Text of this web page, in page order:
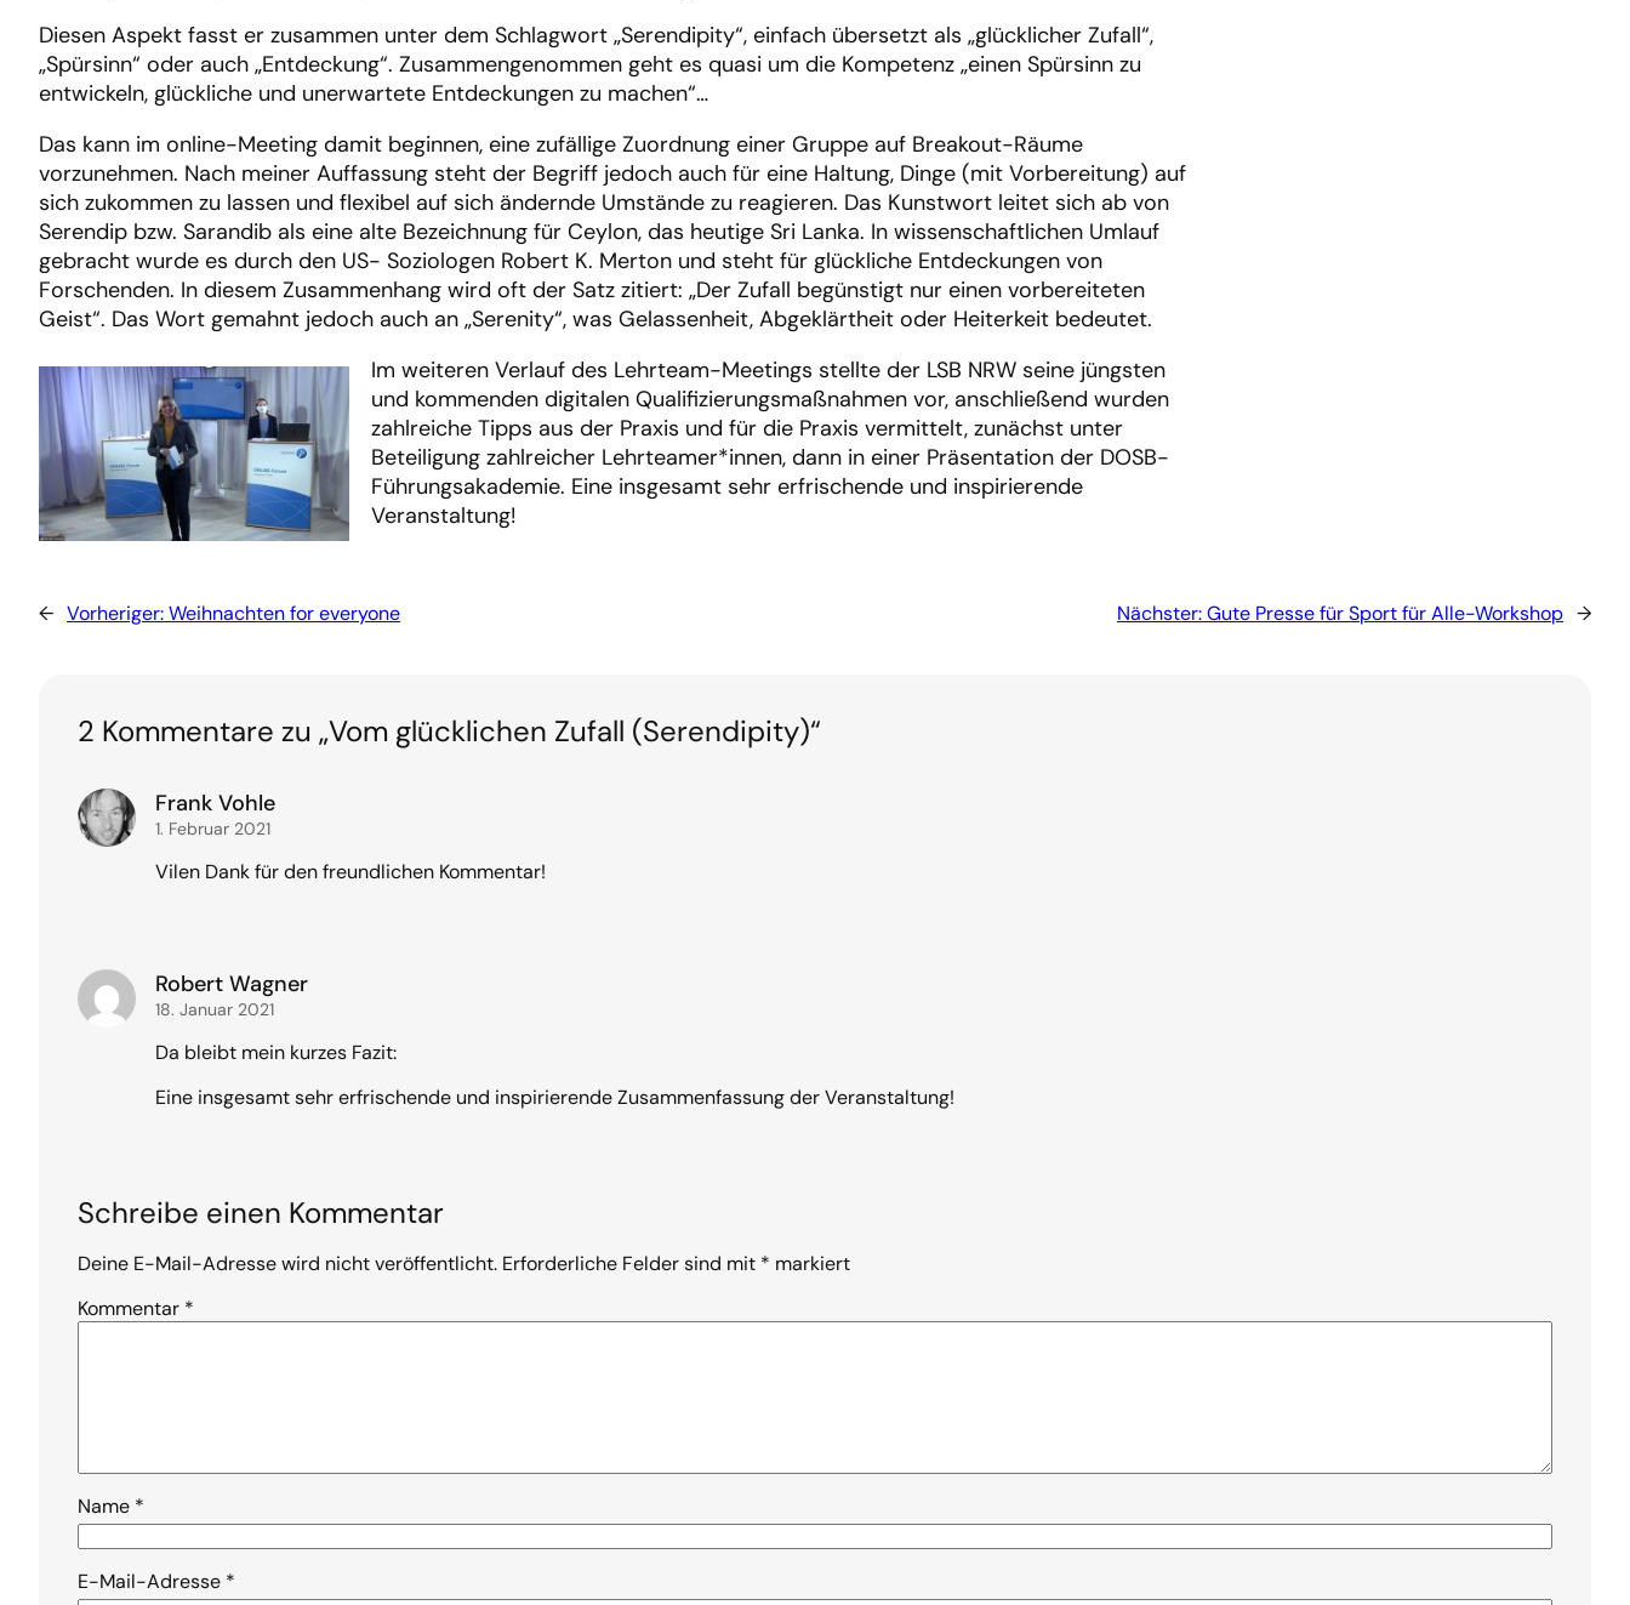
Diesen Aspekt fasst er zusammen unter dem Schlagwort „Serendipity“, einfach übersetzt als „glücklicher Zufall“,
„Spürsinn“ oder auch „Entdeckung“. Zusammengenommen geht es quasi um die Kompetenz „einen Spürsinn zu
entwickeln, glückliche und unerwartete Entdeckungen zu machen“…
Das kann im online-Meeting damit beginnen, eine zufällige Zuordnung einer Gruppe auf Breakout-Räume
vorzunehmen. Nach meiner Auffassung steht der Begriff jedoch auch für eine Haltung, Dinge (mit Vorbereitung) auf
sich zukommen zu lassen und flexibel auf sich ändernde Umstände zu reagieren. Das Kunstwort leitet sich ab von
Serendip bzw. Sarandib als eine alte Bezeichnung für Ceylon, das heutige Sri Lanka. In wissenschaftlichen Umlauf
gebracht wurde es durch den US- Soziologen Robert K. Merton und steht für glückliche Entdeckungen von
Forschenden. In diesem Zusammenhang wird oft der Satz zitiert: „Der Zufall begünstigt nur einen vorbereiteten
Geist“. Das Wort gemahnt jedoch auch an „Serenity“, was Gelassenheit, Abgeklärtheit oder Heiterkeit bedeutet.
Im weiteren Verlauf des Lehrteam-Meetings stellte der LSB NRW seine jüngsten
und kommenden digitalen Qualifizierungsmaßnahmen vor, anschließend wurden
zahlreiche Tipps aus der Praxis und für die Praxis vermittelt, zunächst unter
Beteiligung zahlreicher Lehrteamer*innen, dann in einer Präsentation der DOSB-
Führungsakademie. Eine insgesamt sehr erfrischende und inspirierende
Veranstaltung!
← Vorheriger:Weihnachten for everyone Nächster:Gute Presse für Sport für Alle-Workshop →
2 Kommentare zu „Vom glücklichen Zufall (Serendipity)“
Frank Vohle
1. Februar 2021
Vilen Dank für den freundlichen Kommentar!
Robert Wagner
18. Januar 2021
Da bleibt mein kurzes Fazit:
Eine insgesamt sehr erfrischende und inspirierende Zusammenfassung der Veranstaltung!
Schreibe einen Kommentar
Deine E-Mail-Adresse wird nicht veröffentlicht. Erforderliche Felder sind mit * markiert
Kommentar *
Name *
E-Mail-Adresse *